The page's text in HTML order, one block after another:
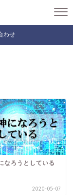
わせ
なろうとしている
2020-05-07